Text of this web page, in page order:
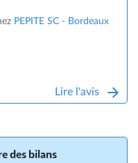
PEPITE SC - Bordeaux
Lire l'avis
des bilans